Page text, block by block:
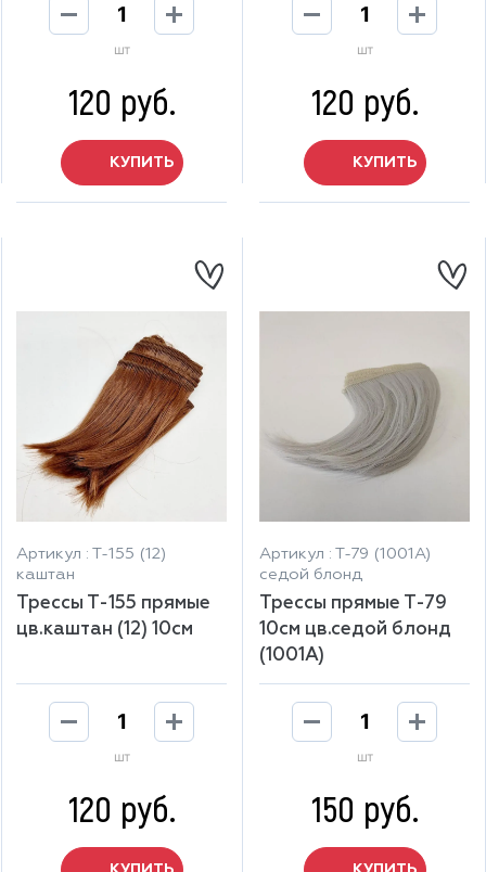
шт
120 руб.
КУПИТЬ
шт
120 руб.
КУПИТЬ
Артикул : Т-155 (12)
каштан
Трессы Т-155 прямые
цв.каштан (12) 10см
шт
120 руб.
Артикул : Т-79 (1001А)
седой блонд
Трессы прямые Т-79
10см цв.седой блонд
(1001А)
шт
150 руб.